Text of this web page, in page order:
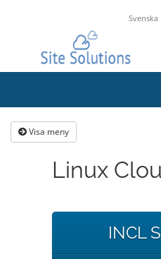
Svenska
Visa meny
Linux
INCL